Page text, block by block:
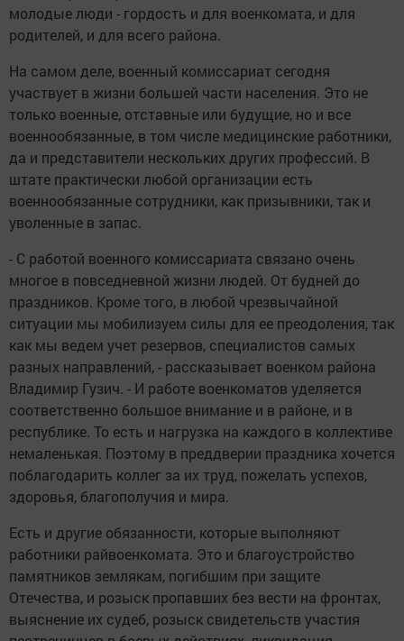
молодые люди - гордость и для военкомата, и для
родителей, и для всего района.
На самом деле, военный комиссариат сегодня
участвует в жизни большей части населения. Это не
только военные, отставные или будущие, но и все
военнообязанные, в том числе медицинские работники,
да и представители нескольких других профессий. В
штате практически любой организации есть
военнообязанные сотрудники, как призывники, так и
уволенные в запас.
- С работой военного комиссариата связано очень
многое в повседневной жизни людей. От будней до
праздников. Кроме того, в любой чрезвычайной
ситуации мы мобилизуем силы для ее преодоления, так
как мы ведем учет резервов, специалистов самых
разных направлений, - рассказывает военком района
Владимир Гузич. - И работе военкоматов уделяется
соответственно большое внимание и в районе, и в
республике. То есть и нагрузка на каждого в коллективе
немаленькая. Поэтому в преддверии праздника хочется
поблагодарить коллег за их труд, пожелать успехов,
здоровья, благополучия и мира.
Есть и другие обязанности, которые выполняют
работники райвоенкомата. Это и благоустройство
памятников землякам, погибшим при защите
Отечества, и розыск пропавших без вести на фронтах,
выяснение их судеб, розыск свидетельств участия